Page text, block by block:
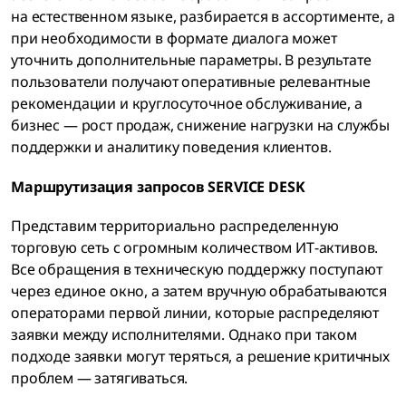
на естественном языке, разбирается в ассортименте, а
при необходимости в формате диалога может
уточнить дополнительные параметры. В результате
пользователи получают оперативные релевантные
рекомендации и круглосуточное обслуживание, а
бизнес — рост продаж, снижение нагрузки на службы
поддержки и аналитику поведения клиентов.
Маршрутизация запросов SERVICE DESK
Представим территориально распределенную
торговую сеть с огромным количеством ИТ-активов.
Все обращения в техническую поддержку поступают
через единое окно, а затем вручную обрабатываются
операторами первой линии, которые распределяют
заявки между исполнителями. Однако при таком
подходе заявки могут теряться, а решение критичных
проблем — затягиваться.